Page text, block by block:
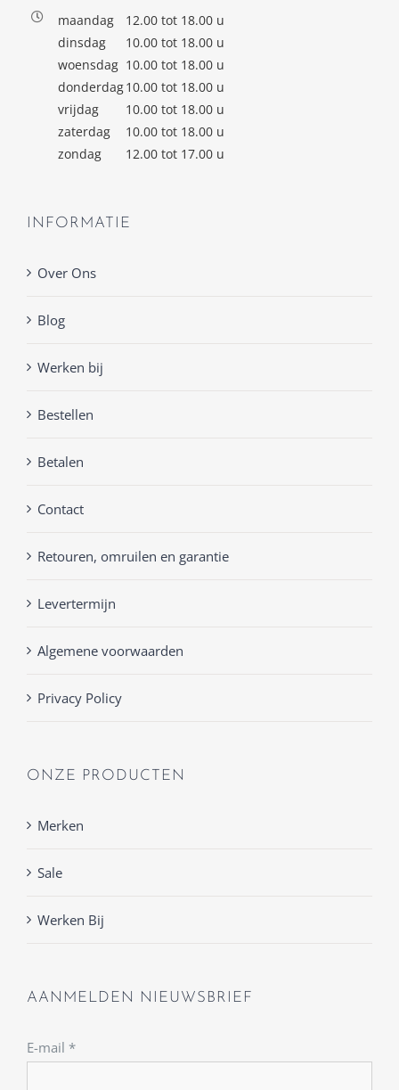
maandag
12.00 tot 18.00 u
dinsdag
10.00 tot 18.00 u
woensdag 10.00 tot 18.00 u
donderdag10.00 tot 18.00 u
vrijdag
10.00 tot 18.00 u
zaterdag
10.00 tot 18.00 u
zondag
12.00 tot 17.00 u
INFORMATIE
Over Ons
Blog
Werken bij
Bestellen
Betalen
Contact
Retouren, omruilen en garantie
Levertermijn
Algemene voorwaarden
Privacy Policy
ONZE PRODUCTEN
Merken
Sale
Werken Bij
AANMELDEN NIEUWSBRIEF
E-mail *